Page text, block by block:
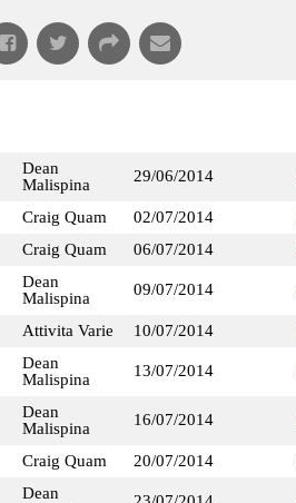
Dean
Malispina
29/06/2014
Craig Quam 02/07/2014
Craig Quam 06/07/2014
Dean
Malispina
09/07/2014
Attivita Varie 10/07/2014
Dean
Malispina
13/07/2014
Dean
Malispina
16/07/2014
Craig Quam 20/07/2014
Dean